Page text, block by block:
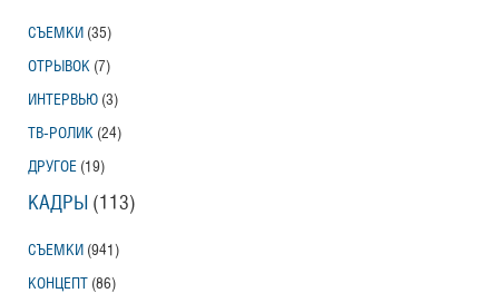
СЪЕМКИ (35)
ОТРЫВОК (7)
ИНТЕРВЬЮ (3)
ТВ-РОЛИК (24)
ДРУГОЕ (19)
КАДРЫ (113)
СЪЕМКИ (941)
КОНЦЕПТ (86)